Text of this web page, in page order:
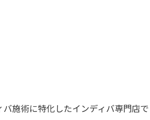
施術に特化したインディバ専門店で